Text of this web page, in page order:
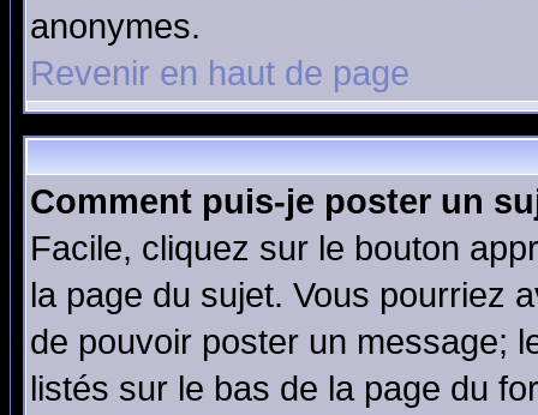
anonymes.
Revenir en haut de page
Comment puis-je poster un
Facile, cliquez sur le bouton
la page du sujet. Vous pourriez
de pouvoir poster un message;
listés sur le bas de la page du